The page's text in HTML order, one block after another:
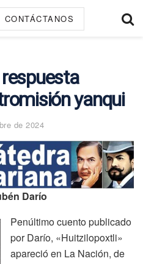
CONTÁCTANOS
yanqui
de 2024
Darío
Penúltimo cuento publicado
por Darío, «Huitzilopoxtli»
apareció en La Nación, de